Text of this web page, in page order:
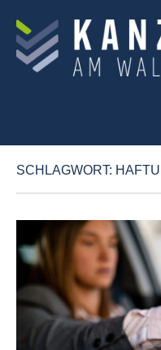
KANZLEI
Rechtsanwälte
Süß,
SCHLAGWORT: